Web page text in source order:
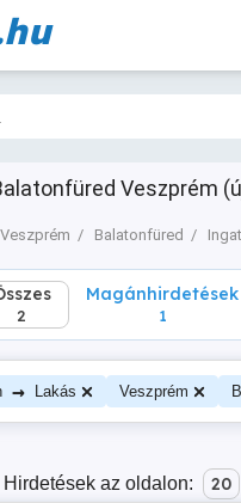
Veszprém
Veszprém Balatonfüred
2
2
Magánhirdetések
1
→ Lakás Veszprém
Hirdetések az oldalon: 20